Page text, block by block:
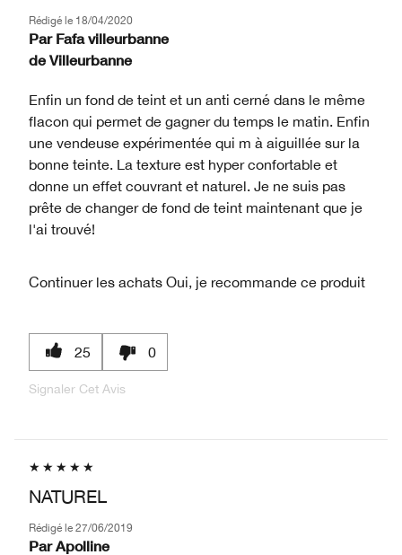
Rédigé le 18/04/2020
Par Fafa villeurbanne
de Villeurbanne
Enfin un fond de teint et un anti cerné dans le même
flacon qui permet de gagner du temps le matin. Enfin
une vendeuse expérimentée qui m à aiguillée sur la
bonne teinte. La texture est hyper confortable et
donne un effet couvrant et naturel. Je ne suis pas
prête de changer de fond de teint maintenant que je
l'ai trouvé!
Continuer les achats Oui, je recommande ce produit
25 0
Signaler Cet Avis
NATUREL
Rédigé le 27/06/2019
Par Apolline